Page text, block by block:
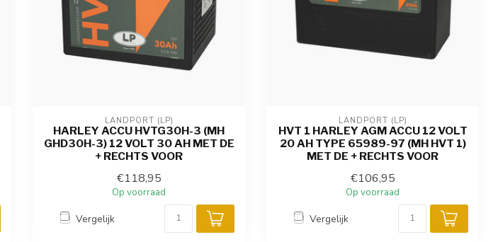
LANDPORT (LP)
HARLEY ACCU HVTG30H-3 (MH
GHD30H-3) 12 VOLT 30 AH MET DE
+ RECHTS VOOR
€118,95
Op voorraad
Vergelijk
LANDPORT (LP)
HVT 1 HARLEY AGM ACCU 12 VOLT
20 AH TYPE 65989-97 (MH HVT 1)
MET DE + RECHTS VOOR
€106,95
Op voorraad
Vergelijk